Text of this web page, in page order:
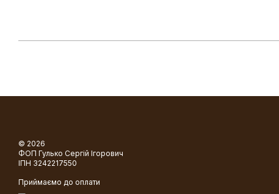
© 2026
ФОП Гулько Сергій Ігорович
ІПН 3242217550
Приймаємо до оплати